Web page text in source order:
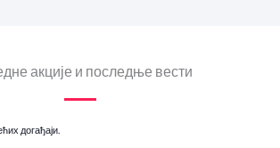
акције и последње вести
догађаји.